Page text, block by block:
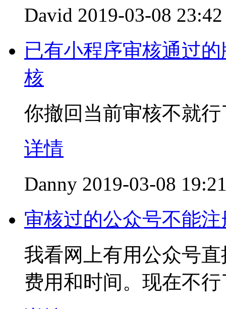
David 2019-03-08 23:42
已有小程序审核通过
核
你撤回当前审核不就行
详情
Danny 2019-03-08
审核过的公众号不能
我看网上有用公众号
费用和时间。现在不